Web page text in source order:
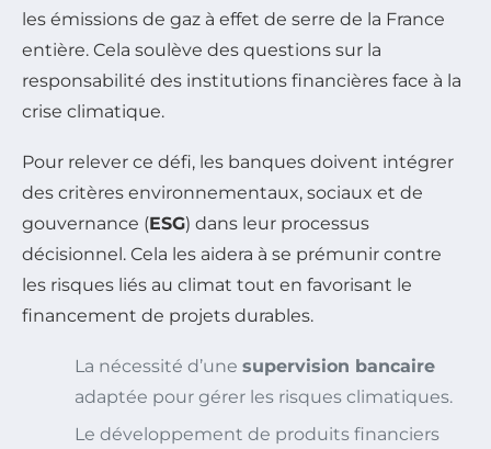
les émissions de gaz à effet de serre de la France
entière. Cela soulève des questions sur la
responsabilité des institutions financières face à la
crise climatique.
Pour relever ce défi, les banques doivent intégrer
des critères environnementaux, sociaux et de
gouvernance (ESG) dans leur processus
décisionnel. Cela les aidera à se prémunir contre
les risques liés au climat tout en favorisant le
financement de projets durables.
La nécessité d’une supervision bancaire
adaptée pour gérer les risques climatiques.
Le développement de produits financiers